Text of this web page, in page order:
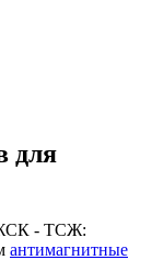
для
ЖСК - ТСЖ:
антимагнитные